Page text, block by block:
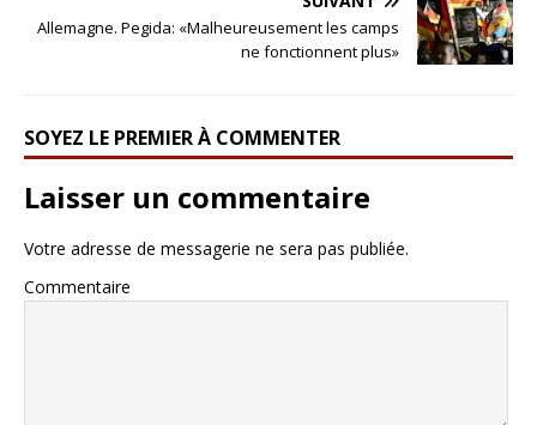
Allemagne. Pegida: «Malheureusement les camps
ne fonctionnent plus»
SOYEZ LE PREMIER À COMMENTER
Laisser un commentaire
Votre adresse de messagerie ne sera pas publiée.
Commentaire